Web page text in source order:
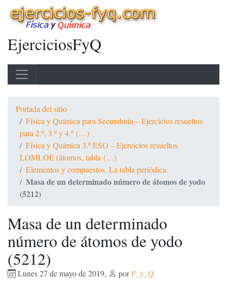
EjerciciosFyQ
Portada del sitio
Física y Química para Secundaria – Ejercicios resueltos
para 2.º, 3.º y 4.º (…)
Física y Química 3.º ESO – Ejercicios resueltos
LOMLOE (átomos, tabla (…)
Elementos y compuestos. La tabla periódica.
Masa de un determinado número de átomos de yodo
(5212)
Masa de un determinado
número de átomos de yodo
(5212)
Lunes 27 de mayo de 2019, porF_y_Q